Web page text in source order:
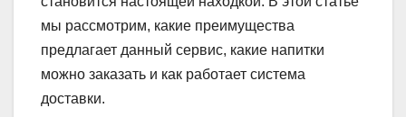
мы рассмотрим, какие преимущества
предлагает данный сервис, какие напитки
можно заказать и как работает система
доставки.